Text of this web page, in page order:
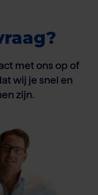
met ons op of
wij je snel en
zijn.